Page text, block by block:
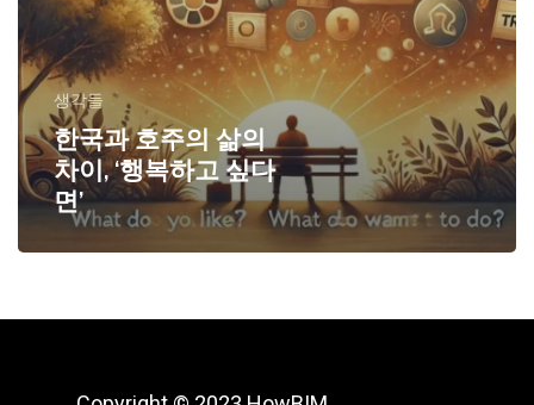
생각들
한국과 호주의 삶의
차이, ‘행복하고 싶다
면’